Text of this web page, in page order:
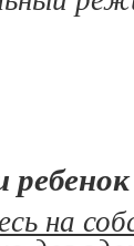
ребенок
на